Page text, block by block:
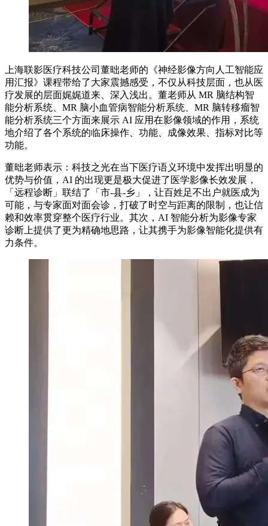
上海联影医疗科技公司董昢老师的《神经影像方向人工智能应
用汇报》课程带给了大家震撼感受，不仅从科技层面，也从医
疗发展的层面娓娓道来、深入浅出。董老师从 MR 脑结构智
能分析系统、MR 脑小血管病智能分析系统、MR 脑转移瘤智
能分析系统三个方面来展示 AI 应用在影像领域的作用，系统
地介绍了各个系统的临床操作、功能、成像效果、指标对比等
功能。
董昢老师表示：科技之光在当下医疗语义环境中发挥出明显的
优势与价值，AI 的出现更是极大促进了医学影像长效发展，
「远程诊断」联结了「市-县-乡」，让百姓足不出户就医成为
可能，与专家面对面会诊，打破了时空与距离的限制，也让信
赖和效率贯穿整个医疗行业。其次，AI 智能分析为影像专家
诊断上提供了更为精确地思路，让其携手为影像智能化提供有
力条件。